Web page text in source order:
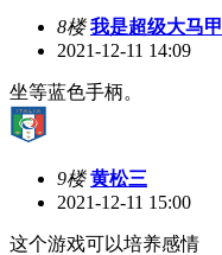
8楼 我是超级大马甲
2021-12-11 14:09
坐等蓝色手柄。
9楼 黄松三
2021-12-11 15:00
这个游戏可以培养感情